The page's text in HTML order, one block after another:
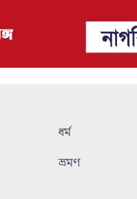
ধর্ম
ভ্রমণ